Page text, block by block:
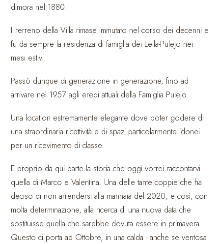
dimora nel 1880.
Il terreno della Villa rimase immutato nel corso dei decenni e
fu da sempre la residenza di famiglia dei Lella-Pulejo nei
mesi estivi.
Passò dunque di generazione in generazione, fino ad
arrivare nel 1957 agli eredi attuali della Famiglia Pulejo.
Una location estremamente elegante dove poter godere di
una straordinaria ricettività e di spazi particolarmente idonei
per un ricevimento di classe.
E proprio da qui parte la storia che oggi vorrei raccontarvi:
quella di Marco e Valentina. Una delle tante coppie che ha
deciso di non arrendersi alla mannaia del 2020, e così, con
molta determinazione, alla ricerca di una nuova data che
sostituisse quella che sarebbe dovuta essere in primavera.
Questo ci porta ad Ottobre, in una calda - anche se ventosa